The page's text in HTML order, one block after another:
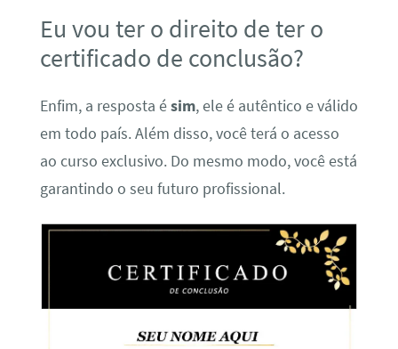
Eu vou ter o direito de ter o
certificado de conclusão?
Enfim, a resposta ésim, ele é autêntico e válido
em todo país. Além disso, você terá o acesso
ao curso exclusivo. Do mesmo modo, você está
garantindo o seu futuro profissional.